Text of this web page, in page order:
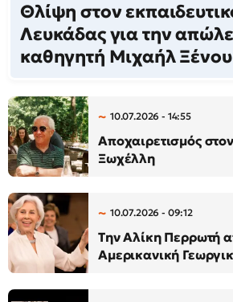
Θλίψη στον
Λευκάδας για την
καθηγητή Μιχαήλ Ξένου
10.07.2026 - 14:55
Αποχαιρετισμός
Ξωχέλλη
10.07.2026 - 09:12
Την Αλίκη Περρωτή
Αμερικανική